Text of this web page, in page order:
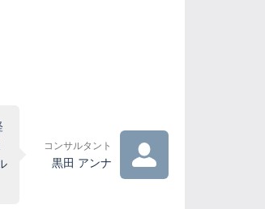
コンサルタント
黒田 アンナ